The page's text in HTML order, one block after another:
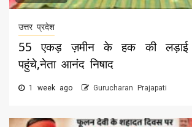
उत्तर प्रदेश
55 एकड़ ज़मीन के हक की
पहुंचे,नेता आनंद निषाद
1 week ago Gurucharan Prajapati